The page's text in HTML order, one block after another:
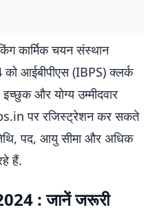
कार्मिक चयन संस्थान
आईबीपीएस (IBPS) क्लर्क
और योग्य उम्मीदवार
पर रजिस्ट्रेशन कर सकते
पद, आयु सीमा और अधिक
हैं.
: जानें जरूरी